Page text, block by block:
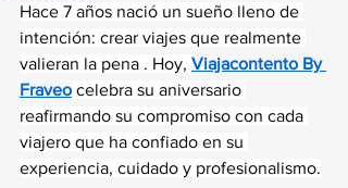
Hace 7 años nació un sueño lleno de
intención: crear viajes que realmente
valieran la pena . Hoy, Viajacontento By
Fraveo celebra su aniversario
reafirmando su compromiso con cada
viajero que ha confiado en su
experiencia, cuidado y profesionalismo.